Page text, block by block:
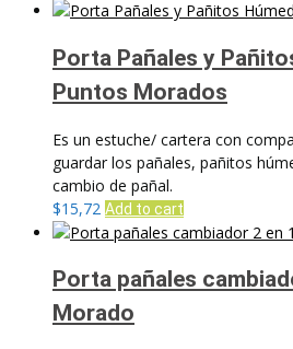
Porta Pañales y
Puntos Morados
Es un estuche/ cartera con
guardar los pañales, pañitos
cambio de pañal.
$15,72 Add to cart
Porta pañales
Morado